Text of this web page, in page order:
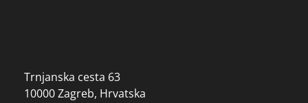
Trnjanska cesta 63
10000 Zagreb, Hrvatska